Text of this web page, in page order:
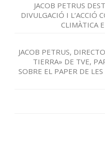
JACOB PETRUS
DIVULGACIÓ I L’ACCIÓ
CLIMÀTICA
JACOB PETRUS,
TIERRA» DE TVE,
SOBRE EL PAPER DE